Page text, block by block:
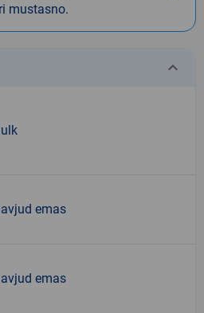
mustasno.
keyboard_arrow_down
emas
emas